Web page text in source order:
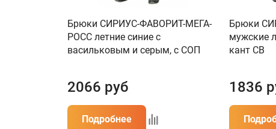
Брюки СИРИУС-ФАВОРИТ-МЕГА-
РОСС летние синие с
васильковым и серым, с СОП
2066 руб
Подробнее
Брюки
мужские
кант СВ
1836